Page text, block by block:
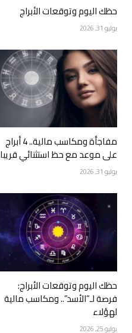
حظك اليوم وتوقعات الأبراج
يوليو 31, 2026
مفاجأة ومكاسب مالية.. 4 أبراج
على موعد مع حظ استثنائي قريبا
يوليو 31, 2026
حظك اليوم وتوقعات الأبراج:
فرصة لـ”الأسد”.. ومكاسب مالية
لهؤلاء
يوليو 25, 2026